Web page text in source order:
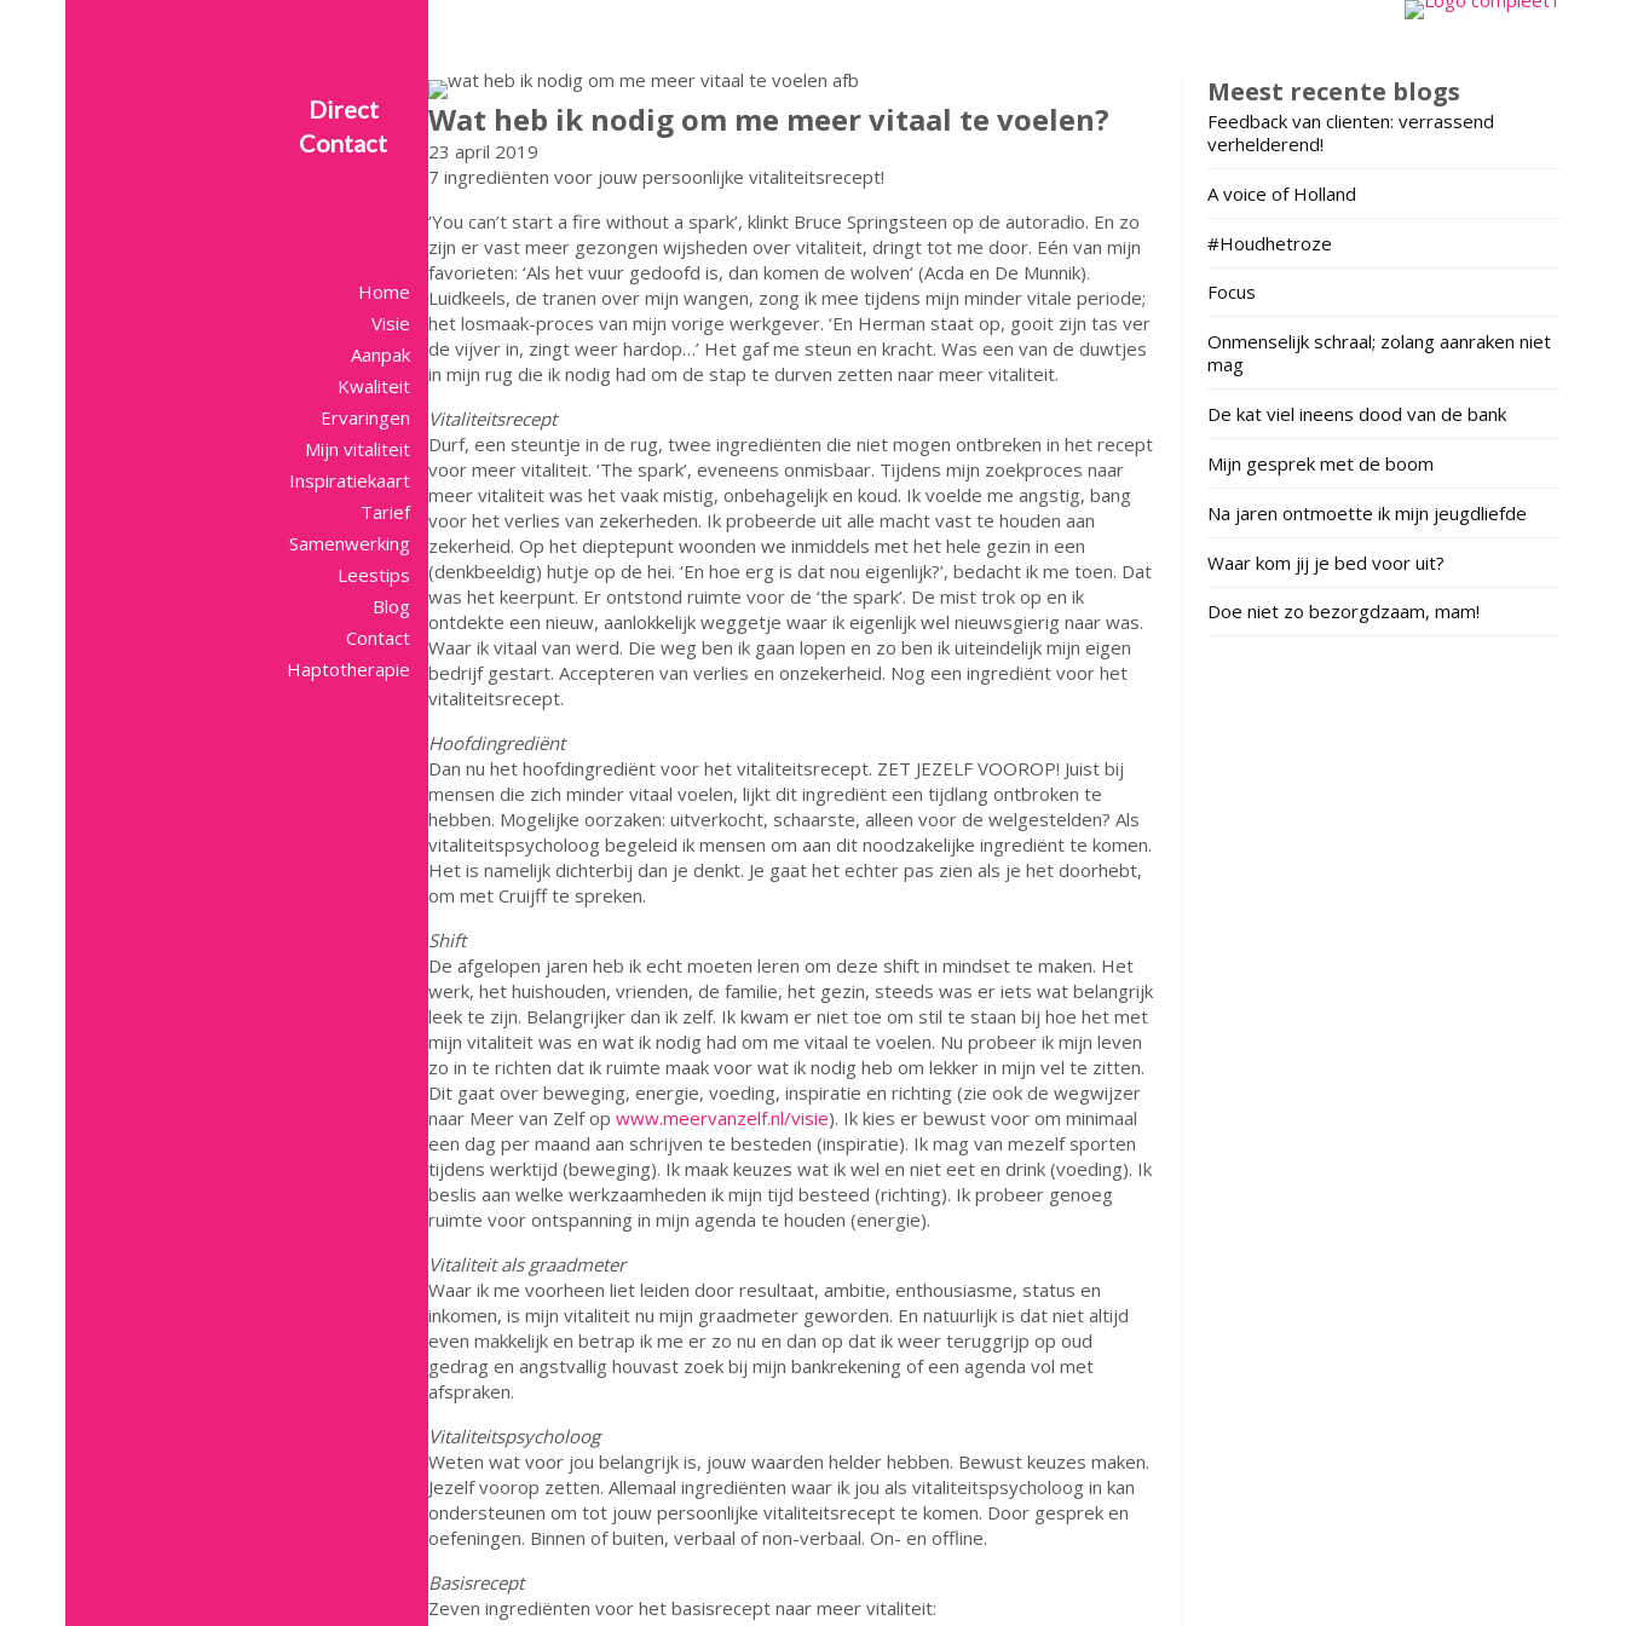
Direct
Contact
Home
Visie
Aanpak
Kwaliteit
Ervaringen
Mijn vitaliteit
Inspiratiekaart
Tarief
Samenwerking
Leestips
Blog
Contact
Haptotherapie
Wat heb ik nodig om me meer vitaal te voelen?
23 april 2019
7 ingrediënten voor jouw persoonlijke vitaliteitsrecept!
‘You can’t start a fire without a spark’, klinkt Bruce Springsteen op de autoradio. En zo
zijn er vast meer gezongen wijsheden over vitaliteit, dringt tot me door. Eén van mijn
favorieten: ‘Als het vuur gedoofd is, dan komen de wolven’ (Acda en De Munnik).
Luidkeels, de tranen over mijn wangen, zong ik mee tijdens mijn minder vitale periode;
het losmaak-proces van mijn vorige werkgever. ‘En Herman staat op, gooit zijn tas ver
de vijver in, zingt weer hardop…’ Het gaf me steun en kracht. Was een van de duwtjes
in mijn rug die ik nodig had om de stap te durven zetten naar meer vitaliteit.
Vitaliteitsrecept
Durf, een steuntje in de rug, twee ingrediënten die niet mogen ontbreken in het recept
voor meer vitaliteit. ‘The spark’, eveneens onmisbaar. Tijdens mijn zoekproces naar
meer vitaliteit was het vaak mistig, onbehagelijk en koud. Ik voelde me angstig, bang
voor het verlies van zekerheden. Ik probeerde uit alle macht vast te houden aan
zekerheid. Op het dieptepunt woonden we inmiddels met het hele gezin in een
(denkbeeldig) hutje op de hei. ‘En hoe erg is dat nou eigenlijk?’, bedacht ik me toen. Dat
was het keerpunt. Er ontstond ruimte voor de ‘the spark’. De mist trok op en ik
ontdekte een nieuw, aanlokkelijk weggetje waar ik eigenlijk wel nieuwsgierig naar was.
Waar ik vitaal van werd. Die weg ben ik gaan lopen en zo ben ik uiteindelijk mijn eigen
bedrijf gestart. Accepteren van verlies en onzekerheid. Nog een ingrediënt voor het
vitaliteitsrecept.
Hoofdingrediënt
Dan nu het hoofdingrediënt voor het vitaliteitsrecept. ZET JEZELF VOOROP! Juist bij
mensen die zich minder vitaal voelen, lijkt dit ingrediënt een tijdlang ontbroken te
hebben. Mogelijke oorzaken: uitverkocht, schaarste, alleen voor de welgestelden? Als
vitaliteitspsycholoog begeleid ik mensen om aan dit noodzakelijke ingrediënt te komen.
Het is namelijk dichterbij dan je denkt. Je gaat het echter pas zien als je het doorhebt,
om met Cruijff te spreken.
Shift
De afgelopen jaren heb ik echt moeten leren om deze shift in mindset te maken. Het
werk, het huishouden, vrienden, de familie, het gezin, steeds was er iets wat belangrijk
leek te zijn. Belangrijker dan ik zelf. Ik kwam er niet toe om stil te staan bij hoe het met
mijn vitaliteit was en wat ik nodig had om me vitaal te voelen. Nu probeer ik mijn leven
zo in te richten dat ik ruimte maak voor wat ik nodig heb om lekker in mijn vel te zitten.
Dit gaat over beweging, energie, voeding, inspiratie en richting (zie ook de wegwijzer
naar Meer van Zelf op www.meervanzelf.nl/visie). Ik kies er bewust voor om minimaal
een dag per maand aan schrijven te besteden (inspiratie). Ik mag van mezelf sporten
tijdens werktijd (beweging). Ik maak keuzes wat ik wel en niet eet en drink (voeding). Ik
beslis aan welke werkzaamheden ik mijn tijd besteed (richting). Ik probeer genoeg
ruimte voor ontspanning in mijn agenda te houden (energie).
Vitaliteit als graadmeter
Waar ik me voorheen liet leiden door resultaat, ambitie, enthousiasme, status en
inkomen, is mijn vitaliteit nu mijn graadmeter geworden. En natuurlijk is dat niet altijd
even makkelijk en betrap ik me er zo nu en dan op dat ik weer teruggrijp op oud
gedrag en angstvallig houvast zoek bij mijn bankrekening of een agenda vol met
afspraken.
Vitaliteitspsycholoog
Weten wat voor jou belangrijk is, jouw waarden helder hebben. Bewust keuzes maken.
Jezelf voorop zetten. Allemaal ingrediënten waar ik jou als vitaliteitspsycholoog in kan
ondersteunen om tot jouw persoonlijke vitaliteitsrecept te komen. Door gesprek en
oefeningen. Binnen of buiten, verbaal of non-verbaal. On- en offline.
Basisrecept
Zeven ingrediënten voor het basisrecept naar meer vitaliteit:
Meest recente blogs
Feedback van clienten: verrassend
verhelderend!
A voice of Holland
#Houdhetroze
Focus
Onmenselijk schraal; zolang aanraken niet
mag
De kat viel ineens dood van de bank
Mijn gesprek met de boom
Na jaren ontmoette ik mijn jeugdliefde
Waar kom jij je bed voor uit?
Doe niet zo bezorgdzaam, mam!